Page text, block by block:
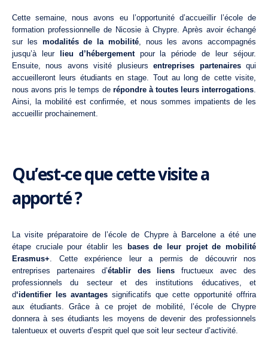
Cette semaine, nous avons eu l’opportunité d’accueillir
l’école de
formation professionnelle de Nicosie à Chypre . Après avoir échangé
sur les modalités de la mobilité, nous les avons accompagnés
jusqu’à leur
lieu d’hébergementpour la période de leur séjour.
Ensuite, nous avons visité plusieursentreprises partenairesqui
accueilleront leurs étudiants en stage. Tout au long de cette visite,
nous avons pris le temps de répondre à toutes leurs interrogations
Ainsi, la mobilité est confirmée, et nous sommes impatients de les
accueillir prochainement.
Qu’est-ce que cette visite a
apporté ?
La visite préparatoire de l’école de Chypre à Barcelonea été une
étape cruciale pour établir les
bases de leur projet de mobilité
Erasmus+ . Cette expérience leur a permis de découvrir nos
entreprises partenaires d’établir des liens fructueux avec des
professionnels du secteur et des institutions éducatives, et
d‘identifier les avantages significatifs que cette opportunité offrira
aux étudiants. Grâce à ce projet de mobilité, l’école de Chypre
donnera à ses étudiants les moyens de devenir des professionnels
talentueux et ouverts d’esprit quel que soit leur secteur d’activité.